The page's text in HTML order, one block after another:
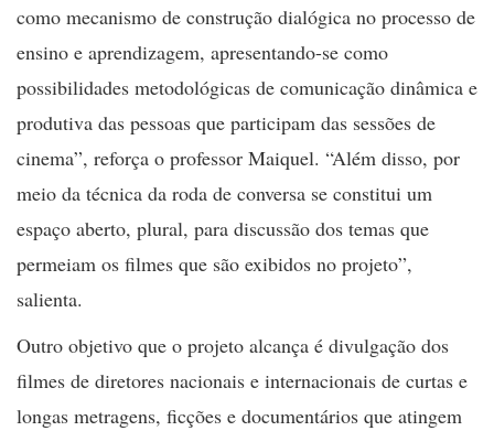
como mecanismo de construção dialógica no processo de
ensino e aprendizagem, apresentando-se como
possibilidades metodológicas de comunicação dinâmica e
produtiva das pessoas que participam das sessões de
cinema”, reforça o professor Maiquel. “Além disso, por
meio da técnica da roda de conversa se constitui um
espaço aberto, plural, para discussão dos temas que
permeiam os filmes que são exibidos no projeto”,
salienta.
Outro objetivo que o projeto alcança é divulgação dos
filmes de diretores nacionais e internacionais de curtas e
longas metragens, ficções e documentários que atingem